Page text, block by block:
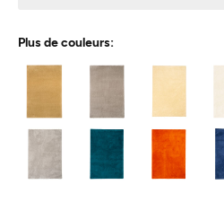
Plus de couleurs: